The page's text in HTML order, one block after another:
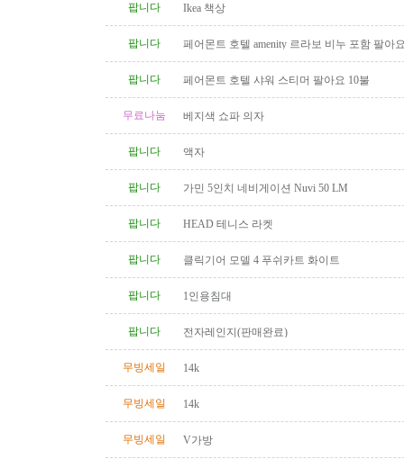
팝니다 Ikea 책상
팝니다 페어몬트 호텔 amenity 르라보 비누 포함 팔아
팝니다 페어몬트 호텔 샤워 스티머 팔아요 10불
무료나눔 베지색 쇼파 의자
팝니다 액자
팝니다 가민 5인치 네비게이션 Nuvi 50 LM
팝니다 HEAD 테니스 라켓
팝니다 클릭기어 모델 4 푸쉬카트 화이트
팝니다 1인용침대
팝니다 전자레인지(판매완료)
무빙세일 14k
무빙세일 14k
무빙세일 V가방